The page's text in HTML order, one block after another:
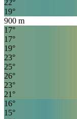
22°
19°
900 m
17°
17°
19°
23°
25°
26°
23°
21 °
16°
15°